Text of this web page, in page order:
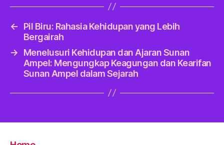
←
Pil Biru: Rahasia Kehidupan yang Lebih
Bergairah
→
Menelusuri Kehidupan dan Ajaran Sunan
Ampel: Mengungkap Keagungan dan Kearifan
Sunan Ampel dalam Sejarah